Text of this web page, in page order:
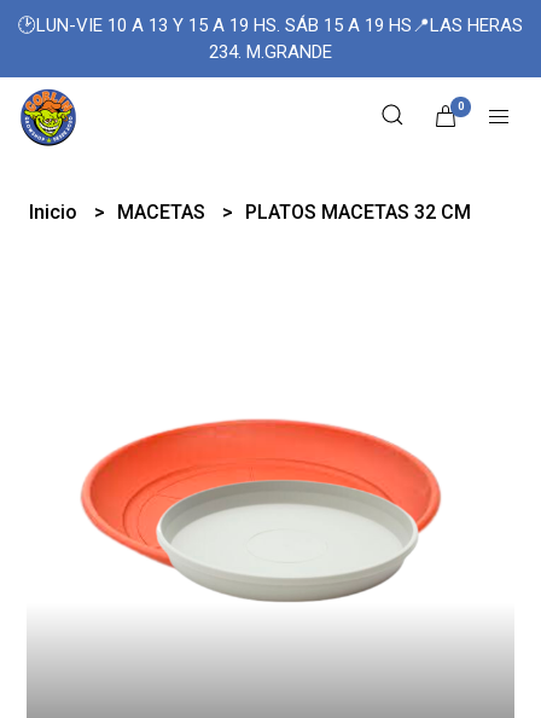
🕑LUN-VIE 10 A 13 Y 15 A 19 HS. SÁB 15 A 19 HS📍LAS HERAS
234. M.GRANDE
0
Inicio MACETAS PLATOS MACETAS 32 CM